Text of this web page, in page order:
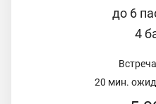
до 6
4
20 мин.